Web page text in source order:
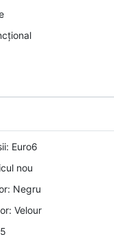
Euro6
nou
Negru
Velour